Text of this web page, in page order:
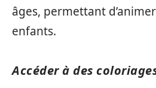
âges, permettant
enfants.
Accéder à des